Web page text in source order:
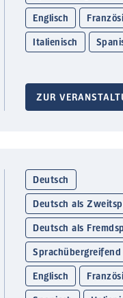
Englisch
Italienisch
ZUR
Deutsch
Deutsch als
Deutsch als
Sprachübergreifend
Englisch